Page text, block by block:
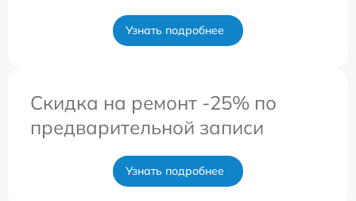
Узнать подробнее
Скидка на ремонт -25% по
предварительной записи
Узнать подробнее